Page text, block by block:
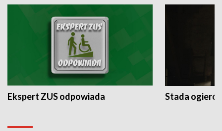
Ekspert ZUS odpowiada Stada